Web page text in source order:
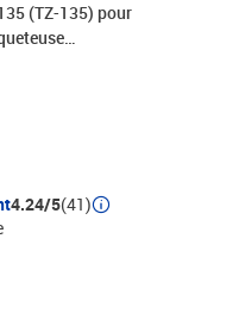
(TZ-135) pour
électroniques
des étiquettes clairement
stratifiés sont conçus pour
et sont capables de
lumière du soleil, à l'eau,
existe de nombreux
variété de couleurs et
adaptée à chaque
inférieure à 0,02% en poids
vigueur).
4.24/5(41)